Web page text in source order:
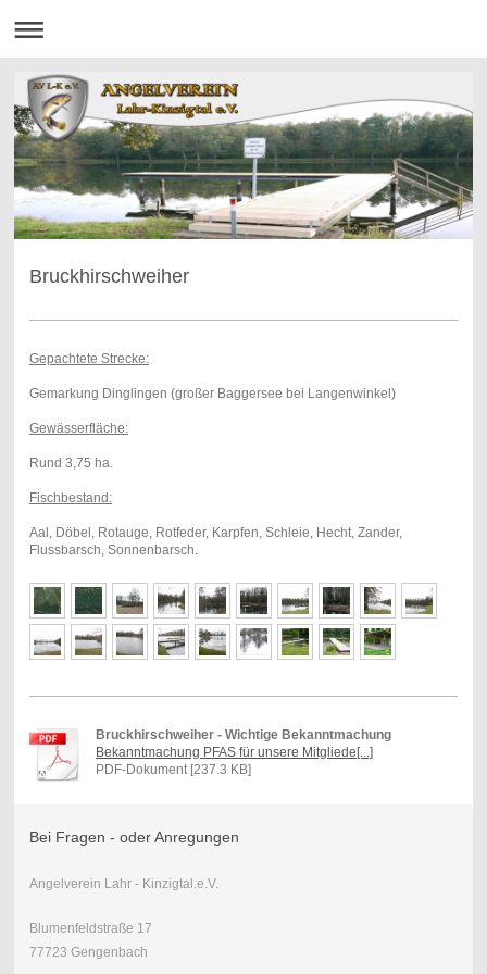
Bruckhirschweiher
Gepachtete Strecke:
Gemarkung Dinglingen (großer Baggersee bei Langenwinkel)
Gewässerfläche:
Rund 3,75 ha.
Fischbestand:
Aal, Döbel, Rotauge, Rotfeder, Karpfen, Schleie, Hecht, Zander,
Flussbarsch, Sonnenbarsch.
Bruckhirschweiher - Wichtige Bekanntmachung
Bekanntmachung PFAS für unsere Mitgliede[...]
PDF-Dokument [237.3 KB]
Bei Fragen - oder Anregungen
Angelverein Lahr - Kinzigtal.e.V.
Blumenfeldstraße 17
77723 Gengenbach